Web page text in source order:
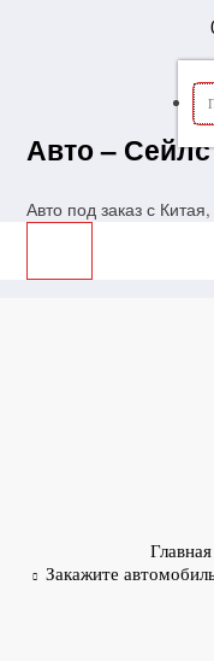
Авто – Сейлс
Авто под заказ с
Главная
Закажите